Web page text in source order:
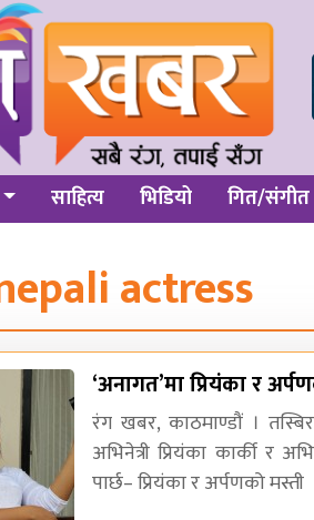
साहित्य भिडियो गित/संगीत
actress
‘अनागत’मा प्रियंका र
रंग खबर, काठमाण्डौं ।
अभिनेत्री प्रियंका कार्की र
पार्छ– प्रियंका र अर्पणको मस्ती